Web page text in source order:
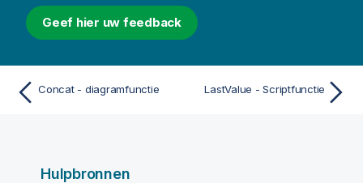
Geef hier uw feedback
Concat - diagramfunctie LastValue - Scriptfunctie
Hulpbronnen